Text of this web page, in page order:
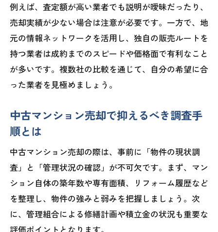
判断基準
実績と評判から見る不動産業者選びの注
意点
複数査定を活用した納得できる売却への
近道
例えば、査定額が高い業者でも説明が曖昧だったり、
売却実績が少ない場合は注意が必要です。一方で、地
元の情報ネットワークを活用し、独自の販売ルートを
持つ業者は成約までのスピードや価格面で有利なこと
が多いです。複数社の比較を通じて、自分の希望に合
った業者を見極めましょう。
中古マンション売却で抑えるべき調査手
順とは
中古マンション売却の際は、事前に「物件の現状調
査」と「管理状況の確認」が不可欠です。まず、マン
ション自体の築年数や専有面積、リフォーム履歴など
を整理し、物件の強みと弱みを把握しましょう。次
に、管理組合による修繕計画や積立金の状況も重要な
評価ポイントとなります。